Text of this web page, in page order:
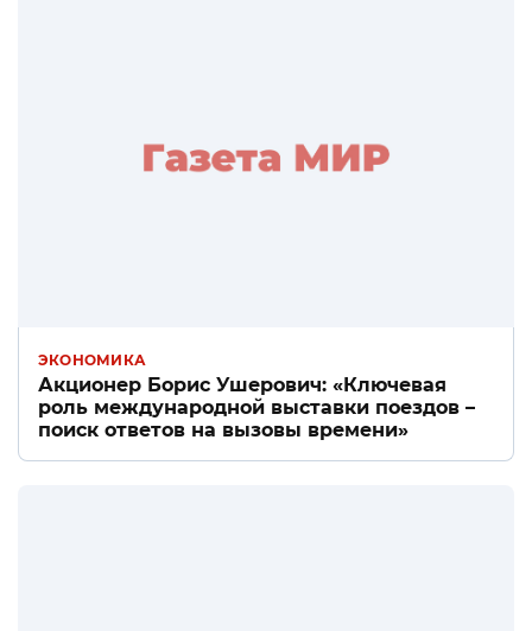
ЭКОНОМИКА
Акционер Борис Ушерович: «Ключевая
роль международной выставки поездов –
поиск ответов на вызовы времени»